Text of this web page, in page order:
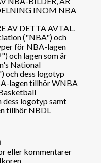
INOM NBA
AV DETTA AVTAL.
("NBA") och
för NBA-lagen
och lagen som är
National
och dess logotyp
lagen tillhör WNBA
dess logotyp samt
tillhör NBDL
eller kommentarer